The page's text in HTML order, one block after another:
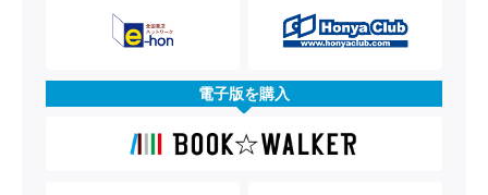
電子版を購入